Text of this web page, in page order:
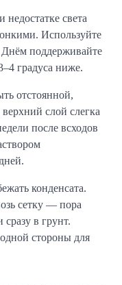
света
Используйте
поддерживайте
градуса ниже.
отстоянной,
слой слегка
после всходов
конденсата.
сетку — пора
в грунт.
стороны для